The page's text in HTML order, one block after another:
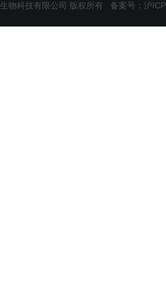
物科技有限公司 版权所有 备案号：沪